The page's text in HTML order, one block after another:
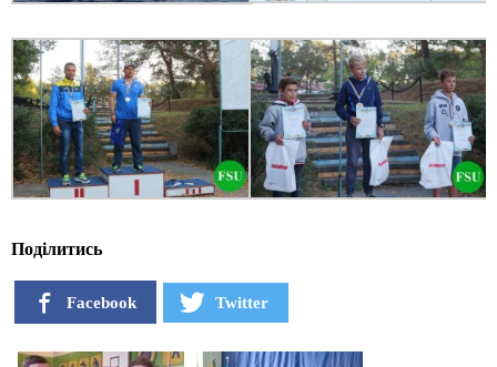
Поділитись
Facebook Twitter